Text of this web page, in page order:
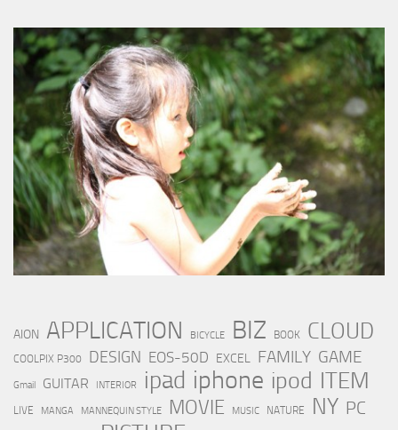
AION APPLICATION BICYCLE BIZ BOOK CLOUD
COOLPIX P300 DESIGN EOS-50D EXCEL FAMILY GAME
Gmail GUITAR INTERIOR ipad iphone ipod ITEM
LIVE MANGA MANNEQUIN STYLE MOVIE MUSIC NATURE NY PC